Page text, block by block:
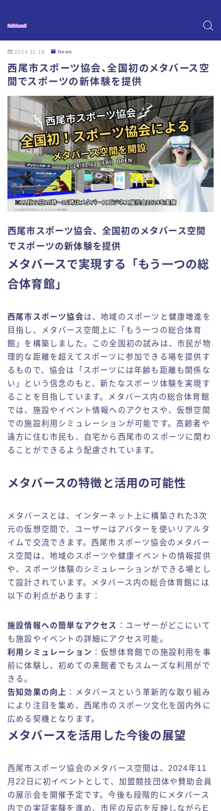
2024.11.18 News
西尾市スポーツ協会、全国初のメタバース空
間でスポーツの新体験を提供
西尾市スポーツ協会、全国初のメタバース空間
でスポーツの新体験を提供
メタバースで実現する「もう一つの総
合体育館」
西尾市スポーツ協会は、地域のスポーツと健康増進を
目指し、メタバース空間上に「もう一つの総合体育
館」を構築しました。この全国初の試みは、市民が物
理的な距離を超えてスポーツに参加できる場を提供す
るもので、協会は「スポーツには年齢も距離も関係な
い」という信念のもと、新たなスポーツ体験を実現す
ることを目指しています。メタバース内の総合体育館
では、施設やイベント情報へのアクセスや、仮想空間
での施設利用シミュレーションが可能です。高齢者や
遠方に住む市民も、自宅から西尾市のスポーツに関わ
ることができるよう配慮されています。
メタバースの特徴と活用の可能性
メタバースとは、インターネット上に構築された3次
元の仮想空間で、ユーザーはアバターを使いリアルタ
イムで交流できます。西尾市スポーツ協会のメタバー
ス空間は、地域のスポーツや健康イベントの情報提供
や、スポーツ体験のシミュレーションができる場とし
て設計されています。メタバース内の総合体育館には
以下の利点があります：
施設情報への簡単なアクセス ：ユーザーがどこにいて
も施設やイベントの詳細にアクセス可能。
利用シミュレーション ：仮想体育館での施設利用を事
前に体験し、初めての来館者でもスムーズな利用がで
きる。
告知効果の向上 ：メタバースという革新的な取り組み
により注目を集め、西尾市のスポーツ文化を国内外に
広める契機となります。
メタバースを活用した今後の展望
西尾市スポーツ協会のメタバース空間は、2024年11
月22日に初イベントとして、加盟競技団体や賛助会員
の展示会を開催予定です。今後も段階的にメタバース
内での実証実験を進め、市民の反応を反映しながらE